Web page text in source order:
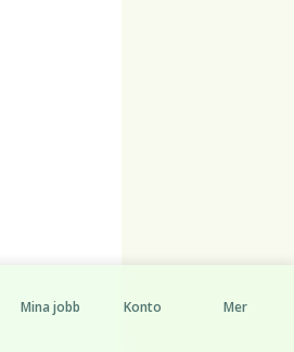
Mina jobb Konto Mer